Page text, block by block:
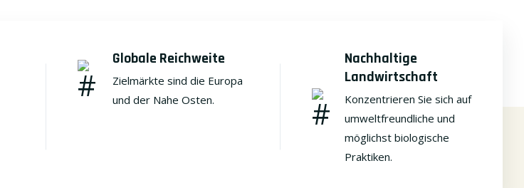
Globale Reichweite
Zielmärkte sind die Europa
und der Nahe Osten.
Nachhaltige
Landwirtschaft
Konzentrieren Sie sich auf
umweltfreundliche und
möglichst biologische
Praktiken.